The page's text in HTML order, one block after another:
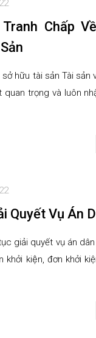
Chấp
sở hữu tài sản Tài sản
quan trọng và luôn
Quyết Vụ Án
giải quyết vụ án
khởi kiện, đơn khởi